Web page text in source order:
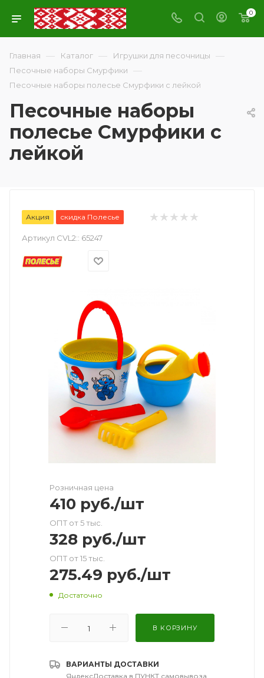
0
Главная — Каталог — Игрушки для песочницы —
Песочные наборы Смурфики —
Песочные наборы полесье Смурфики с лейкой
Песочные наборы
полесье Смурфики с
лейкой
Акция скидка Полесье
Артикул CVL2:: 65247
Розничная цена
410 руб./шт
ОПТ от 5 тыс.
328 руб./шт
ОПТ от 15 тыс.
275.49 руб./шт
Достаточно
В КОРЗИНУ
ВАРИАНТЫ ДОСТАВКИ
ЯндексДоставка в ПУНКТ самовывоза